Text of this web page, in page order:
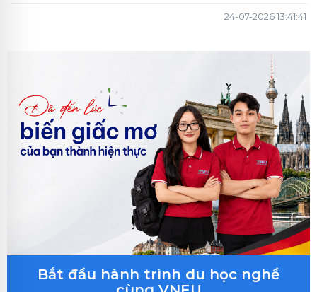
24-07-2026 13:41:41
Bắt đầu hành trình du học nghề